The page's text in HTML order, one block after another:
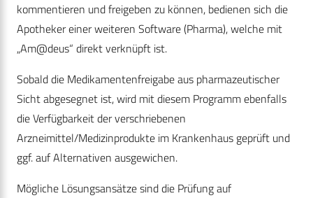
kommentieren und freigeben zu können, bedienen sich die
Apotheker einer weiteren Software (Pharma), welche mit
„Am@deus“ direkt verknüpft ist.
Sobald die Medikamentenfreigabe aus pharmazeutischer
Sicht abgesegnet ist, wird mit diesem Programm ebenfalls
die Verfügbarkeit der verschriebenen
Arzneimittel/Medizinprodukte im Krankenhaus geprüft und
ggf. auf Alternativen ausgewichen.
Mögliche Lösungsansätze sind die Prüfung auf